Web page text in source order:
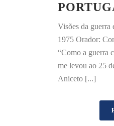
Visões da guerra
1975 Orador:
“Como a guerra
me levou ao 25
Aniceto [...]